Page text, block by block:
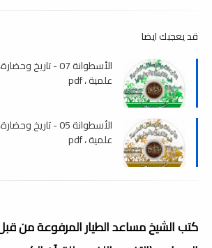
قد يعجبك ايضا
الأسطوانة 07 -
علمية ، pdf
الأسطوانة 05 -
علمية ، pdf
كتب الشيخ مساعد الطيار المرفوعة من